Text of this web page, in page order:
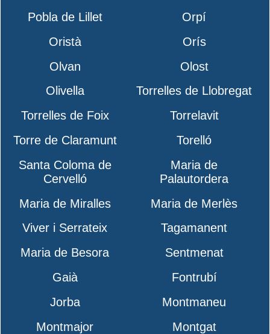
Pobla de Lillet
Orpí
Oristà
Orís
Olvan
Olost
Olivella
Torrelles de Llobregat
Torrelles de Foix
Torrelavit
Torre de Claramunt
Torelló
Santa Coloma de
Cervelló
Maria de
Palautordera
Maria de Miralles
Maria de Merlès
Viver i Serrateix
Tagamanent
Maria de Besora
Sentmenat
Gaià
Fontrubí
Jorba
Montmaneu
Montmajor
Montgat